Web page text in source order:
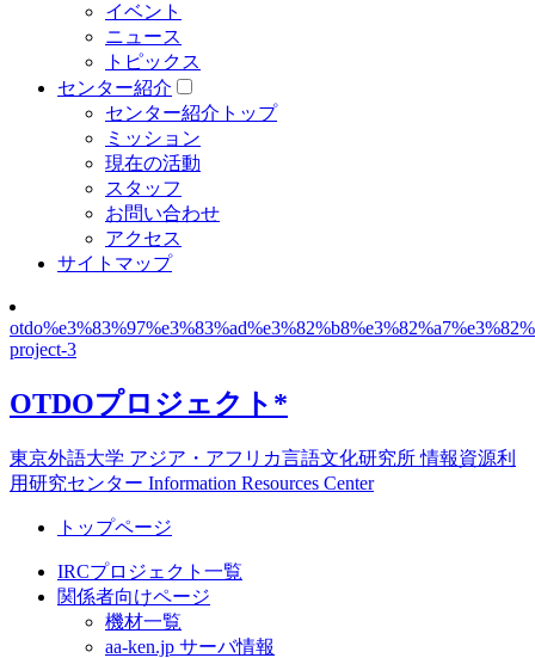
イベント
ニュース
トピックス
センター紹介
センター紹介トップ
ミッション
現在の活動
スタッフ
お問い合わせ
アクセス
サイトマップ
project-3
OTDOプロジェクト*
東京外語大学 アジア・アフリカ言語文化研究所 情報資源利
用研究センター Information Resources Center
トップページ
IRCプロジェクト一覧
関係者向けページ
機材一覧
aa-ken.jp サーバ情報